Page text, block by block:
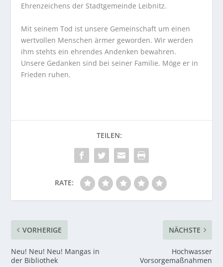
Ehrenzeichens der Stadtgemeinde Leibnitz.
Mit seinem Tod ist unsere Gemeinschaft um einen
wertvollen Menschen ärmer geworden. Wir werden
ihm stehts ein ehrendes Andenken bewahren.
Unsere Gedanken sind bei seiner Familie. Möge er in
Frieden ruhen.
RATE:
VORHERIGE
Neu! Neu! Neu! Mangas in
der Bibliothek
NÄCHSTE
Hochwasser
Vorsorgemaßnahmen